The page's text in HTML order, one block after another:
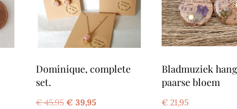
Dominique, complete
set.
€45,95 Oorspronkelijke
€39,95Huidige
Bladmuziek
paarse bloem
€21,95